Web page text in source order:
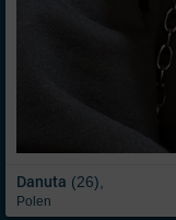
Danuta (26),
Polen